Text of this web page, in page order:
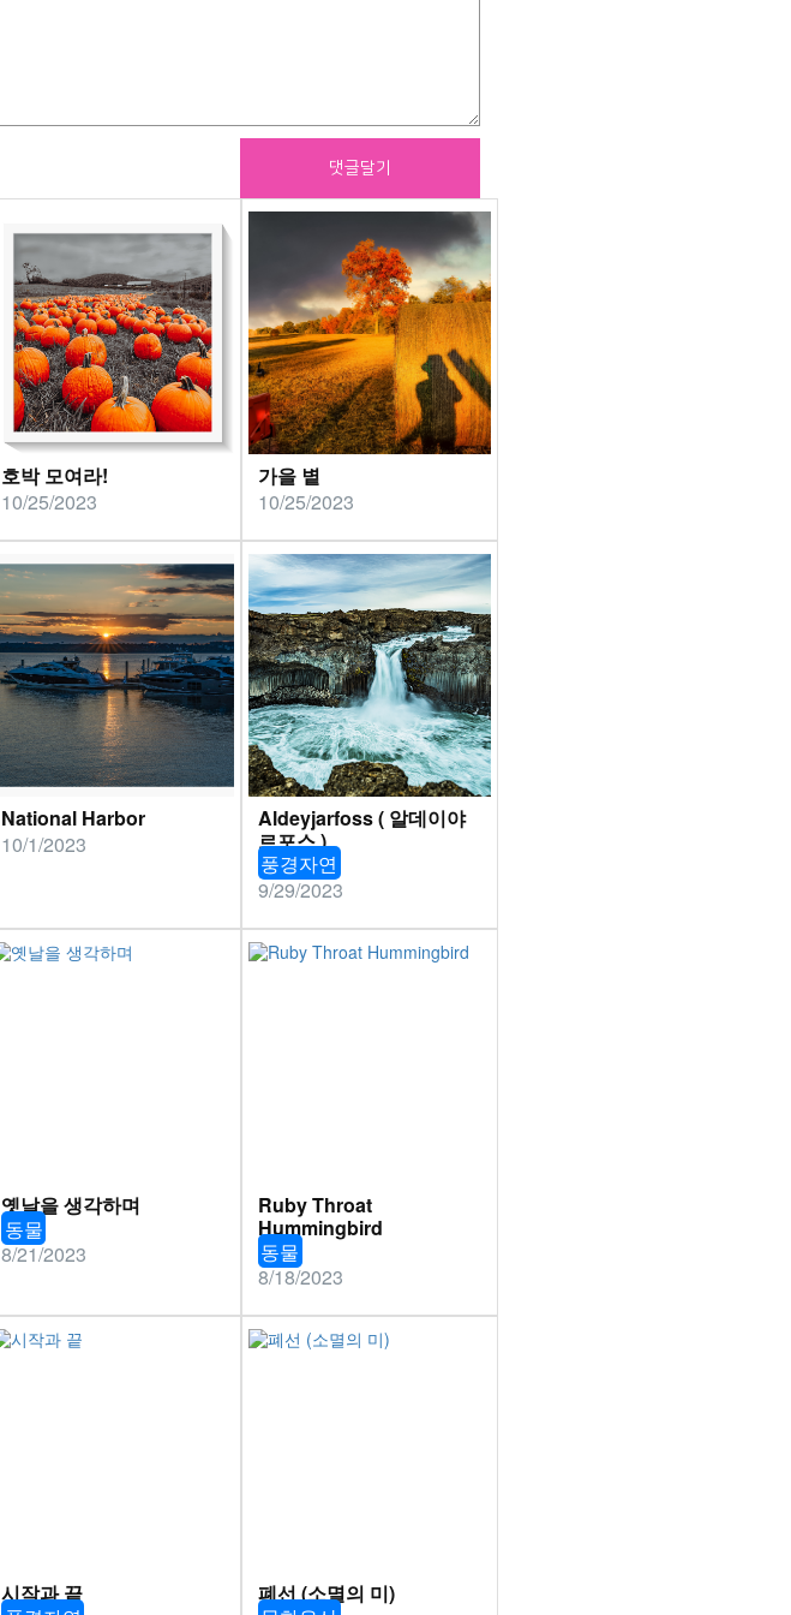
호박 모여라!
10/25/2023
가을 볕
10/25/2023
National Harbor
10/1/2023
Aldeyjarfoss ( 알데이야
르포스 )
풍경자연
9/29/2023
옛날을 생각하며
동물
8/21/2023
Ruby Throat
Hummingbird
동물
8/18/2023
시작과 끝
폐선 (소멸의 미)